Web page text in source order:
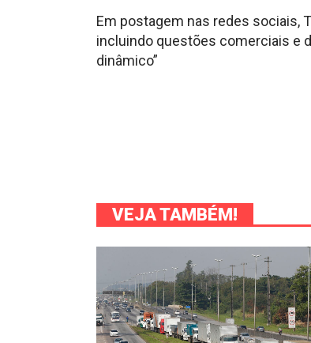
Em postagem nas redes sociais,
incluindo questões comerciais e
dinâmico”
VEJA TAMBÉM!